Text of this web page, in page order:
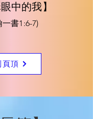
中的我】
一書1:6-7)
頁頂